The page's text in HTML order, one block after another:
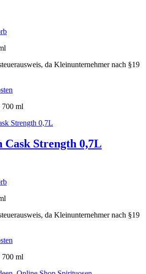
da Kleinunternehmer nach §19
700 ml
Cask Strength 0,7L
da Kleinunternehmer nach §19
700 ml